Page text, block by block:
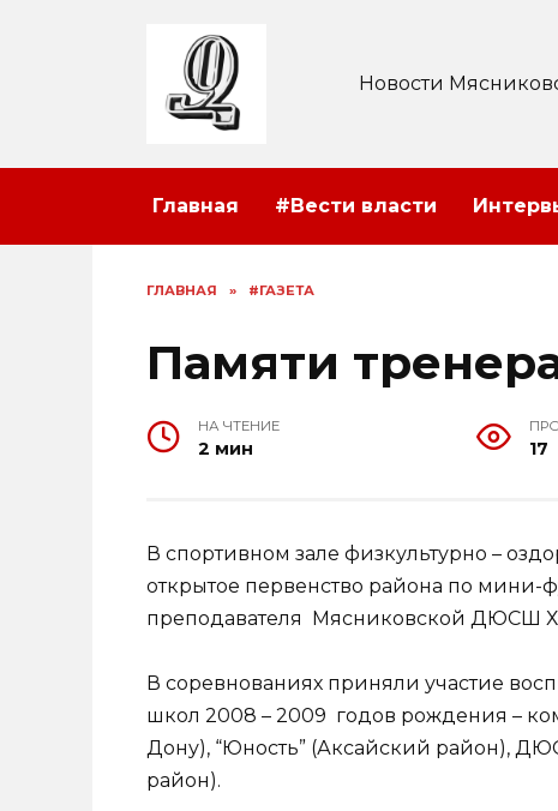
Новости
Главная #Вести власти
ГЛАВНАЯ » #ГАЗЕТА
Памяти
НА ЧТЕНИЕ
2 мин 17
В спортивном зале физкультурно –
открытое первенство района по мини-
преподавателя Мясниковской ДЮСШ
В соревнованиях приняли участие
школ 2008 – 2009 годов рождения –
Дону), “Юность” (Аксайский район),
район).